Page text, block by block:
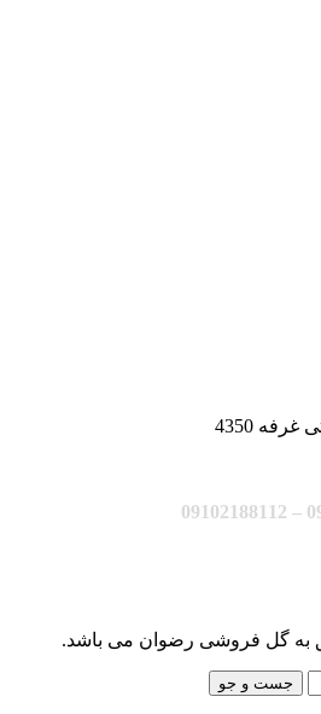
4350
به گل فروشی رضوان می باشد.
جست و جو